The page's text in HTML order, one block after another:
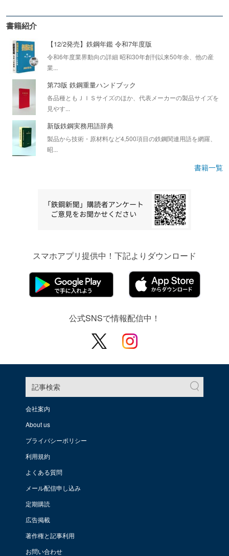
書籍紹介
【12/2発売】鉄鋼年鑑 令和7年度版
令和6年度業界動向の詳細 昭和30年創刊以来50年余、他の産
業...
第73版 鉄鋼重量ハンドブック
各品種ともＪＩＳサイズのほか、代表メーカーの製品サイズを
見やす...
新版鉄鋼実務用語辞典
製品から技術・原材料など4,500項目の鉄鋼関連用語を網羅、
昭...
書籍一覧
スマホアプリ提供中！下記よりダウンロード
公式SNSで情報配信中！
記事検索
会社案内
About us
プライバシーポリシー
利用規約
よくある質問
メール配信申し込み
定期購読
広告掲載
著作権と記事利用
お問い合わせ